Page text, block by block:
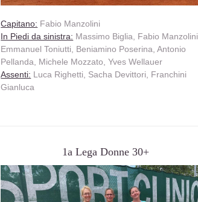
Capitano: Fabio Manzolini
In Piedi da sinistra: Massimo Biglia, Fabio Manzolini,
Emmanuel Toniutti, Beniamino Poserina, Antonio
Pellanda, Michele Mozzato, Yves Wellauer
Assenti: Luca Righetti, Sacha Devittori, Franchini
Gianluca
1a Lega Donne 30+